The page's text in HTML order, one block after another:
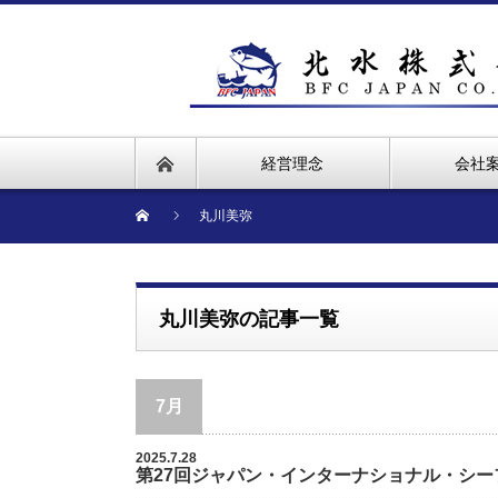
経営理念 会社
丸川美弥
丸川美弥の記事一覧
7月
2025.7.28
第27回ジャパン・インターナショナル・シー